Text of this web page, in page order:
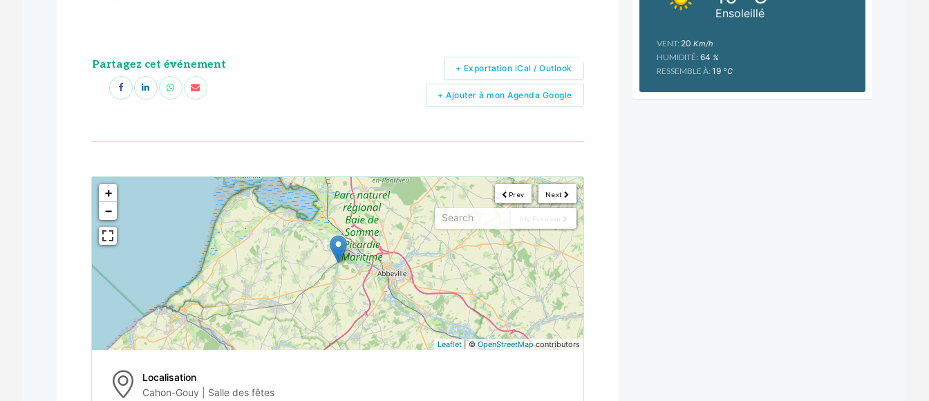
Partagez cet événement
+ Ajouter à mon Agenda Google
+ Exportation iCal / Outlook
Next
Prev
My Position
<!---->
+
−
Leaflet| © OpenStreetMapcontributors
Localisation
Cahon-Gouy | Salle des fêtes
Ensoleillé
VENT: 20 Km/h
HUMIDITÉ: 64 %
RESSEMBLE À: 19°C